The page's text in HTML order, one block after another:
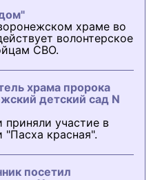
храме во
волонтерское
СВО.
храма пророка
детский сад N
приняли участие в
"Пасха красная".
посетил